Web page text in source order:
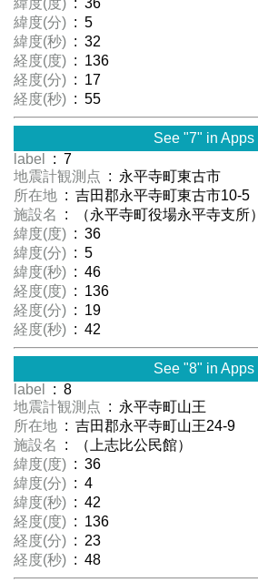
緯度(度) : 36
緯度(分) : 5
緯度(秒) : 32
経度(度) : 136
経度(分) : 17
経度(秒) : 55
See "7" in Apps
label
: 7
地震計観測点 : 永平寺町東古市
所在地 : 吉田郡永平寺町東古市10-5
施設名
: （永平寺町役場永平寺支所）
緯度(度) : 36
緯度(分) : 5
緯度(秒) : 46
経度(度) : 136
経度(分) : 19
経度(秒) : 42
See "8" in Apps
label
: 8
地震計観測点 : 永平寺町山王
所在地 : 吉田郡永平寺町山王24-9
施設名
: （上志比公民館）
緯度(度) : 36
緯度(分) : 4
緯度(秒) : 42
経度(度) : 136
経度(分) : 23
経度(秒) : 48